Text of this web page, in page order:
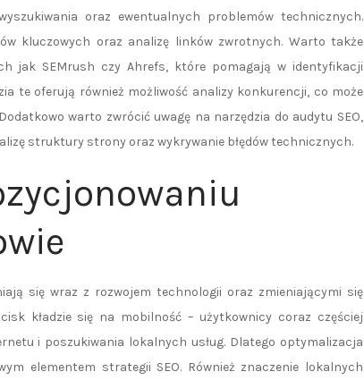
oraz ewentualnych problemów technicznych.
kluczowych oraz analizę linków zwrotnych. Warto także
jak SEMrush czy Ahrefs, które pomagają w identyfikacji
te oferują również możliwość analizy konkurencji, co może
warto zwrócić uwagę na narzędzia do audytu SEO,
struktury strony oraz wykrywanie błędów technicznych.
się wraz z rozwojem technologii oraz zmieniającymi się
kładzie się na mobilność – użytkownicy coraz częściej
i poszukiwania lokalnych usług. Dlatego optymalizacja
elementem strategii SEO. Również znaczenie lokalnych